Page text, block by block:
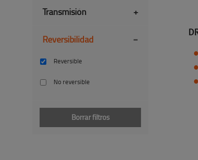
Transmisión +
Reversibilidad -
Reversible
No reversible
Borrar filtros